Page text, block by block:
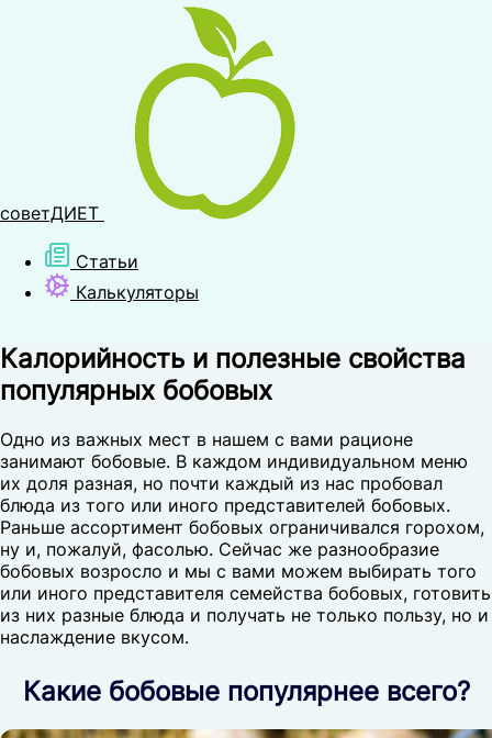
советДИЕТ
Статьи
Калькуляторы
Калорийность и полезные свойства
популярных бобовых
Одно из важных мест в нашем с вами рационе
занимают бобовые. В каждом индивидуальном меню
их доля разная, но почти каждый из нас пробовал
блюда из того или иного представителей бобовых.
Раньше ассортимент бобовых ограничивался горохом,
ну и, пожалуй, фасолью. Сейчас же разнообразие
бобовых возросло и мы с вами можем выбирать того
или иного представителя семейства бобовых, готовить
из них разные блюда и получать не только пользу, но и
наслаждение вкусом.
Какие бобовые популярнее всего?